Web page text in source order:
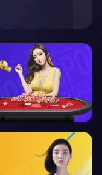
一、型号与名称
聚全氟乙丙烯绝缘安装
AF46-聚全氟乙丙烯绝缘
AF46span-聚全氟乙丙烯
AF46F46span聚全氟乙
AF4-聚四氟乙烯绝缘安
AF4span-聚四氟乙烯绝